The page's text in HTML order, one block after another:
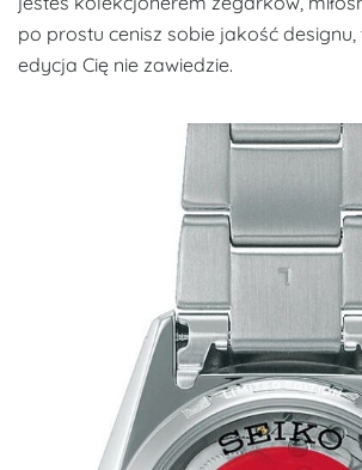
po prostu cenisz sobie jakość
edycja Cię nie zawiedzie.